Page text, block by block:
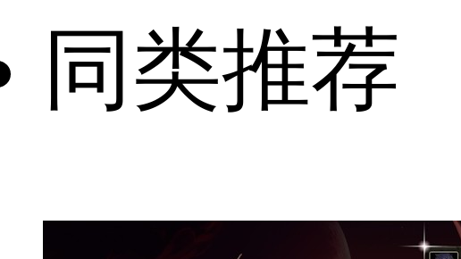
同类推荐